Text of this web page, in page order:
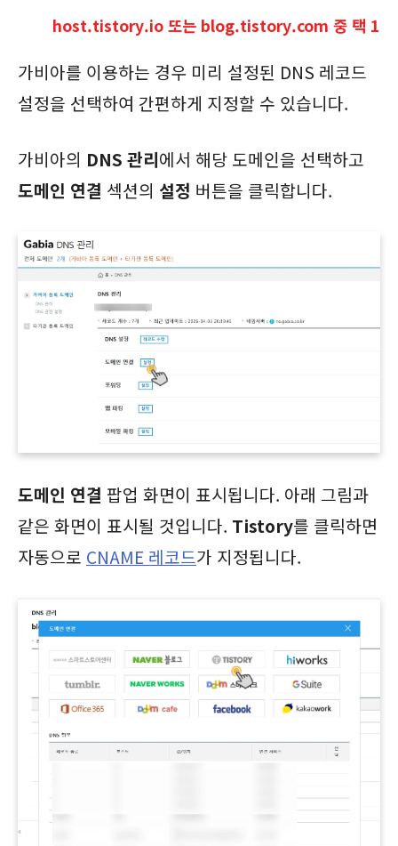
host.tistory.io 또는 blog.tistory.com 중 택 1
가비아를 이용하는 경우 미리 설정된 DNS 레코드
설정을 선택하여 간편하게 지정할 수 있습니다.
가비아의 DNS 관리에서 해당 도메인을 선택하고
도메인 연결 섹션의 설정 버튼을 클릭합니다.
도메인 연결 팝업 화면이 표시됩니다. 아래 그림과
같은 화면이 표시될 것입니다. Tistory를 클릭하면
자동으로 CNAME 레코드가 지정됩니다.